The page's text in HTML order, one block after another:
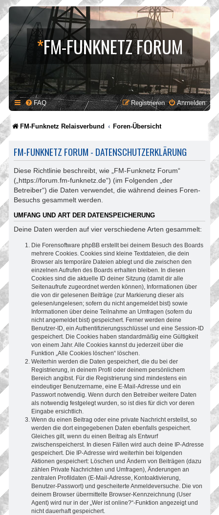
*FM-FUNKNETZ FORUM
FAQ Anmelden
Registrieren
FM-Funknetz Relaisverbund Foren-Übersicht
FM-FUNKNETZ FORUM - DATENSCHUTZERKLÄRUNG
Diese Richtlinie beschreibt, wie „FM-Funknetz Forum“
(„https://forum.fm-funknetz.de“) (im Folgenden „der
Betreiber“) die Daten verwendet, die während deines Foren-
Besuchs gesammelt werden.
UMFANG UND ART DER DATENSPEICHERUNG
Deine Daten werden auf vier verschiedene Arten gesammelt:
Die Forensoftware phpBB erstellt bei deinem Besuch des Boards
mehrere Cookies. Cookies sind kleine Textdateien, die dein
Browser als temporäre Dateien ablegt und die zwischen den
einzelnen Aufrufen des Boards erhalten bleiben. In diesen
Cookies sind die aktuelle ID deiner Sitzung (damit dir alle
Seitenaufrufe zugeordnet werden können), Informationen über
die von dir gelesenen Beiträge (zur Markierung dieser als
gelesen/ungelesen; sofern du nicht angemeldet bist) sowie
Informationen über deine Teilnahme an Umfragen (sofern du
nicht angemeldet bist) gespeichert. Ferner werden deine
Benutzer-ID, ein Authentifizierungsschlüssel und eine Session-ID
gespeichert. Die Cookies haben standardmäßig eine Gültigkeit
von einem Jahr. Alle Cookies kannst du jederzeit über die
Funktion „Alle Cookies löschen“ löschen.
Weiterhin werden die Daten gespeichert, die du bei der
Registrierung, in deinem Profil oder deinem persönlichem
Bereich angibst. Für die Registrierung sind mindestens ein
eindeutiger Benutzername, eine E-Mail-Adresse und ein
Passwort notwendig. Wenn durch den Betreiber weitere Daten
als notwendig festgelegt wurden, so ist dies für dich vor deren
Eingabe ersichtlich.
Wenn du einen Beitrag oder eine private Nachricht erstellst, so
werden die dort eingegebenen Daten ebenfalls gespeichert.
Gleiches gilt, wenn du einen Beitrag als Entwurf
zwischenspeicherst. In diesen Fällen wird auch deine IP-Adresse
gespeichert. Die IP-Adresse wird weiterhin bei folgenden
Aktionen gespeichert: Löschen und Ändern von Beiträgen (dazu
zählen Private Nachrichten und Umfragen), Änderungen an
zentralen Profildaten (E-Mail-Adresse, Kontoaktivierung,
Benutzer-Passwort) und gescheiterte Anmeldeversuche. Die von
deinem Browser übermittelte Browser-Kennzeichnung (User
Agent) wird nur in der „Wer ist online?“-Funktion angezeigt und
nicht dauerhaft gespeichert.